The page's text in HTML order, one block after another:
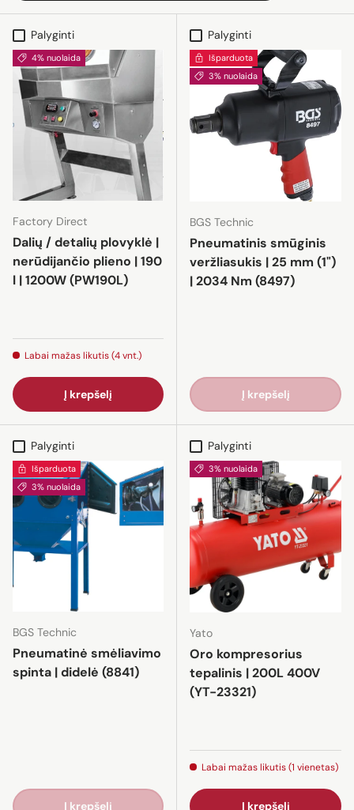
Palyginti
4% nuolaida
Factory Direct
Dalių / detalių plovyklė |
nerūdijančio plieno | 190
l | 1200W (PW190L)
Labai mažas likutis (4 vnt.)
Į krepšelį
Palyginti
Išparduota
3% nuolaida
BGS Technic
Pneumatinis smūginis
veržliasukis | 25 mm (1")
| 2034 Nm (8497)
Į krepšelį
Palyginti
Išparduota
3% nuolaida
BGS Technic
Pneumatinė smėliavimo
spinta | didelė (8841)
Į krepšelį
Palyginti
3% nuolaida
Yato
Oro kompresorius
tepalinis | 200L 400V
(YT-23321)
Labai mažas likutis (1 vienetas)
Į krepšelį